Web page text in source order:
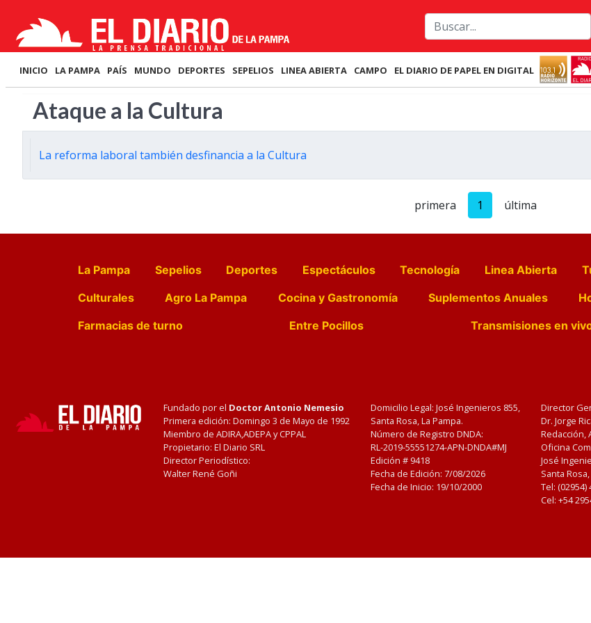
INICIO LA PAMPA PAÍS MUNDO DEPORTES SEPELIOS LINEA ABIERTA CAMPO EL DIARIO DE PAPEL EN DIGITAL
Ataque a la Cultura
La reforma laboral también desfinancia a la Cultura
primera 1 última
La Pampa Sepelios Deportes Espectáculos Tecnología Linea Abierta
Culturales
Agro La Pampa Cocina y Gastronomía Suplementos Anuales
Farmacias de turno
Entre Pocillos Transmisiones en
Fundado por el Doctor Antonio Nemesio
Primera edición: Domingo 3 de Mayo de 1992
Miembro de ADIRA,ADEPA y CPPAL
Propietario: El Diario SRL
Director Periodístico:
Walter René Goñi
Domicilio Legal: José Ingenieros 855,
Santa Rosa, La Pampa.
Número de Registro DNDA:
RL-2019-55551274-APN-DNDA#MJ
Edición # 9418
Fecha de Edición: 7/08/2026
Fecha de Inicio: 19/10/2000
Director
Dr. Jorge
Redacción,
Oficina
José
Santa
Tel:
Cel: +54